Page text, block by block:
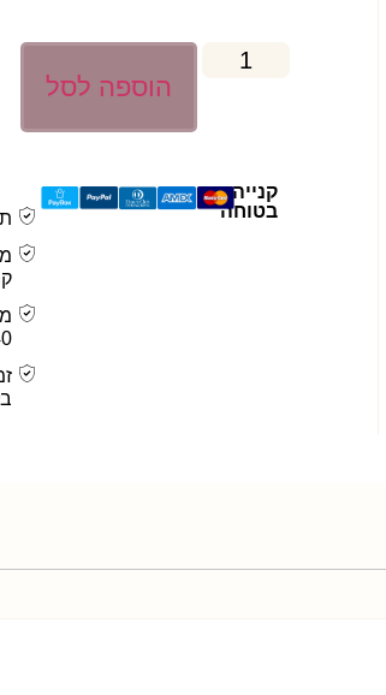
הוספה לסל
קנייה
בטוחה
₪